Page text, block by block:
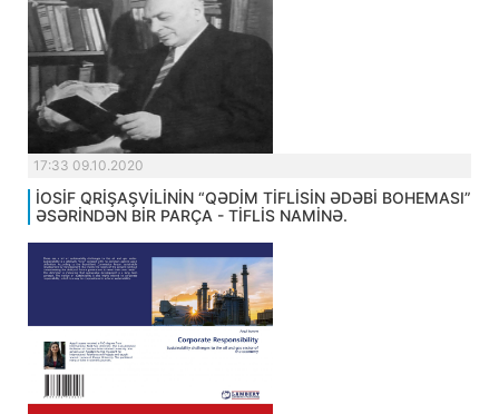
17:33 09.10.2020
İOSİF QRİŞAŞVİLİNİN “QƏDİM TİFLİSİN ƏDƏBİ BOHEMASI”
ƏSƏRİNDƏN BİR PARÇA - TİFLİS NAMİNƏ.